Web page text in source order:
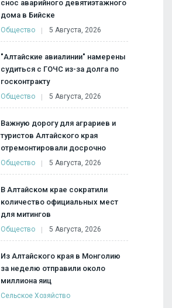
снос аварийного девятиэтажного
дома в Бийске
Общество 5 Августа, 2026
"Алтайские авиалинии" намерены
судиться с ГОЧС из-за долга по
госконтракту
Общество 5 Августа, 2026
Важную дорогу для аграриев и
туристов Алтайского края
отремонтировали досрочно
Общество 5 Августа, 2026
В Алтайском крае сократили
количество официальных мест
для митингов
Общество 5 Августа, 2026
Из Алтайского края в Монголию
за неделю отправили около
миллиона яиц
Сельское Хозяйство